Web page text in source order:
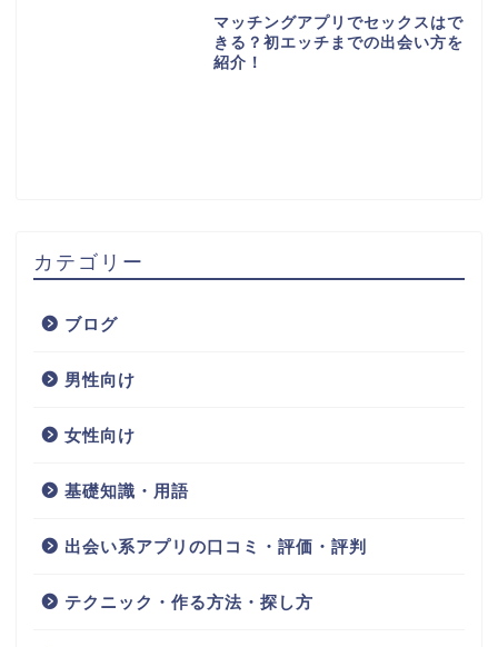
マッチングアプリでセックスはで
きる？初エッチまでの出会い方を
紹介！
カテゴリー
ブログ
男性向け
女性向け
基礎知識・用語
出会い系アプリの口コミ・評価・評判
テクニック・作る方法・探し方